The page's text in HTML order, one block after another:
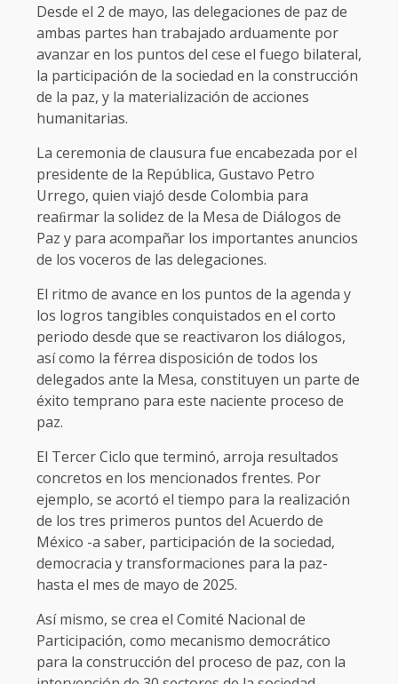
Desde el 2 de mayo, las delegaciones de paz de
ambas partes han trabajado arduamente por
avanzar en los puntos del cese el fuego bilateral,
la participación de la sociedad en la construcción
de la paz, y la materialización de acciones
humanitarias.
La ceremonia de clausura fue encabezada por el
presidente de la República, Gustavo Petro
Urrego, quien viajó desde Colombia para
reaﬁrmar la solidez de la Mesa de Diálogos de
Paz y para acompañar los importantes anuncios
de los voceros de las delegaciones.
El ritmo de avance en los puntos de la agenda y
los logros tangibles conquistados en el corto
periodo desde que se reactivaron los diálogos,
así como la férrea disposición de todos los
delegados ante la Mesa, constituyen un parte de
éxito temprano para este naciente proceso de
paz.
El Tercer Ciclo que terminó, arroja resultados
concretos en los mencionados frentes. Por
ejemplo, se acortó el tiempo para la realización
de los tres primeros puntos del Acuerdo de
México -a saber, participación de la sociedad,
democracia y transformaciones para la paz-
hasta el mes de mayo de 2025.
Así mismo, se crea el Comité Nacional de
Participación, como mecanismo democrático
para la construcción del proceso de paz, con la